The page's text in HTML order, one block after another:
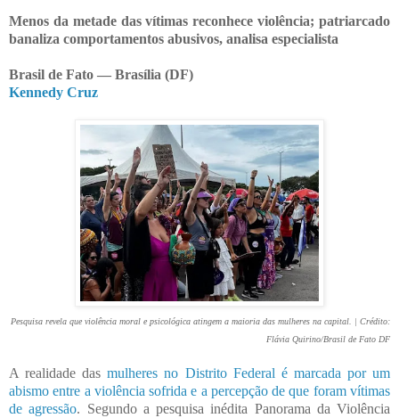
Menos da metade das vítimas reconhece violência; patriarcado
banaliza comportamentos abusivos, analisa especialista
Brasil de Fato — Brasília (DF)
Kennedy Cruz
Pesquisa revela que violência moral e psicológica atingem a maioria das mulheres na capital. | Crédito:
Flávia Quirino/Brasil de Fato DF
A realidade dasmulheres no Distrito Federal é marcada por um
abismo entre a violência sofrida e a percepção de que foram vítimas
de agressão. Segundo a pesquisa inédita Panorama da Violência